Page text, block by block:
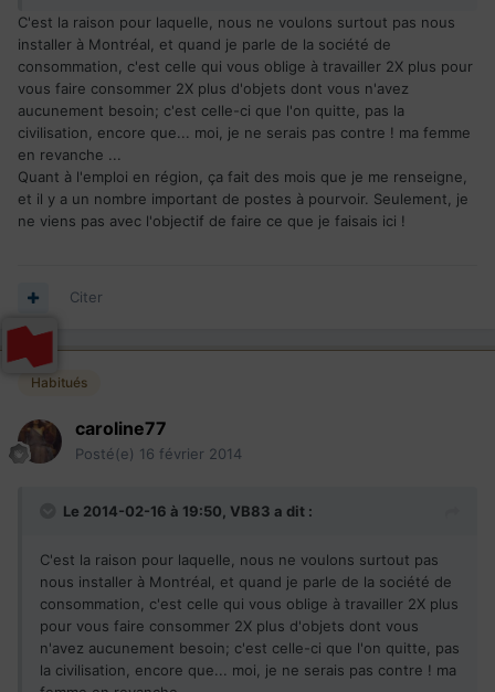
C'est la raison pour laquelle, nous ne voulons surtout pas nous
installer à Montréal, et quand je parle de la société de
consommation, c'est celle qui vous oblige à travailler 2X plus pour
vous faire consommer 2X plus d'objets dont vous n'avez
aucunement besoin; c'est celle-ci que l'on quitte, pas la
civilisation, encore que... moi, je ne serais pas contre ! ma femme
en revanche ...
Quant à l'emploi en région, ça fait des mois que je me renseigne,
et il y a un nombre important de postes à pourvoir. Seulement, je
ne viens pas avec l'objectif de faire ce que je faisais ici !
Citer
Habitués
caroline77
Posté(e) 16 février 2014
Le 2014-02-16 à 19:50, VB83 a dit :
C'est la raison pour laquelle, nous ne voulons surtout pas
nous installer à Montréal, et quand je parle de la société de
consommation, c'est celle qui vous oblige à travailler 2X plus
pour vous faire consommer 2X plus d'objets dont vous
n'avez aucunement besoin; c'est celle-ci que l'on quitte, pas
la civilisation, encore que... moi, je ne serais pas contre ! ma